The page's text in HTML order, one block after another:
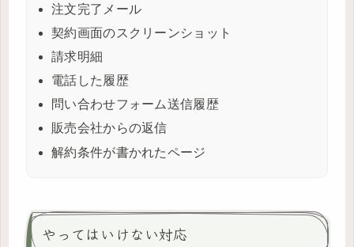
注文完了メール
契約画面のスクリーンショット
請求明細
電話した履歴
問い合わせフォーム送信履歴
販売会社からの返信
解約条件が書かれたページ
やってはいけない対応